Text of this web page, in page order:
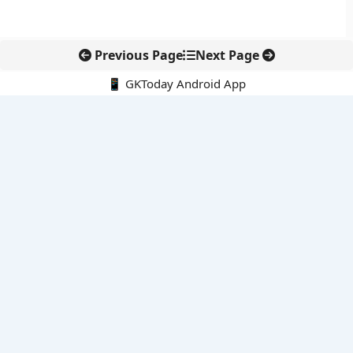
Previous Page Next Page
📱 GKToday Android App